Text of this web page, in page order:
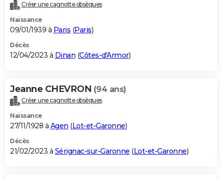
Créer une cagnotte obsèques
Naissance
09/01/1939 à Paris (Paris)
Décès
12/04/2023 à Dinan (Côtes-d'Armor)
Jeanne CHEVRON (94 ans)
Créer une cagnotte obsèques
Naissance
27/11/1928 à Agen (Lot-et-Garonne)
Décès
21/02/2023 à Sérignac-sur-Garonne (Lot-et-Garonne)